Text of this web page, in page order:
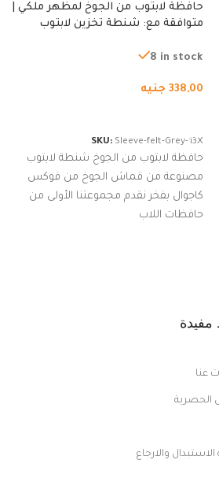
حافظة لابتوب من الجوخ لمظهر ملكي |
متوافقة مع: شنطة تخزين لابتوب
من الجوخ لجهاز نوت بوك والتابلت،
8 in stock
338,00 جنيه
SKU: Sleeve-felt-Grey-13X
حافظة لابتوب من الجوخ شنطة لابتوب
مصنوعة من قماش الجوخ من فوكس
كاجوال بفخر نقدم مجموعتنا الأولى من
حافظات اللاب
مفيدة
عنا
الحصرية
والارجاع